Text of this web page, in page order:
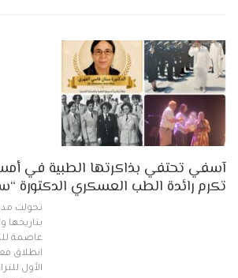
آسفي تحتفي بذاكرتها الطبية في
تكرم رائدة الطب العسكري الدكتورة
تحولت
بتاريخها
عاصمة
انطلاق
الأول